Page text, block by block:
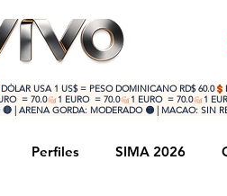
ARENA GORDA: MODERADO 🟡 | MACAO: SIN
Perfiles SIMA 2026